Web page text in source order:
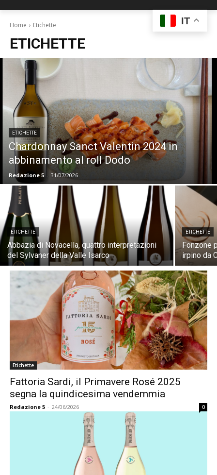
Home Etichette
ETICHETTE
ETICHETTE
Chardonnay Sanct Valentin 2024 in
abbinamento al roll Dodo
Redazione 5 - 31/07/2026
ETICHETTE
Abbazia di Novacella, quattro interpretazioni
del Sylvaner della Valle Isarco
ETICHETTE
Fonzone
irpino da
Etichette
Fattoria Sardi, il Primavere Rosé 2025
segna la quindicesima vendemmia
Redazione 5 - 24/06/2026 0
IT